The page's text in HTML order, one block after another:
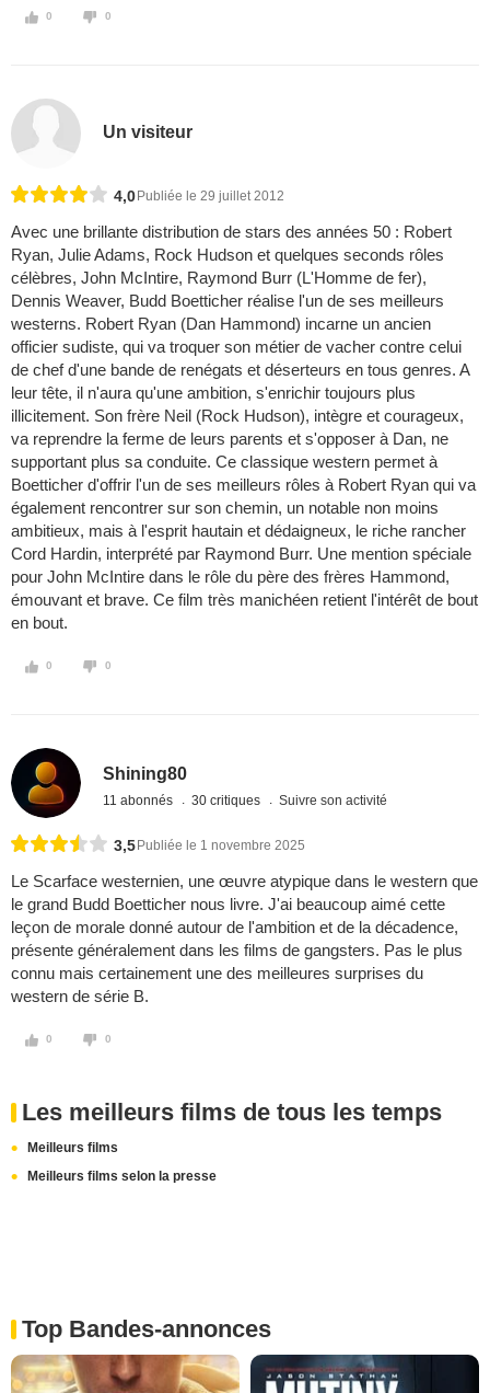
0 0
Un visiteur
4,0 Publiée le 29 juillet 2012
Avec une brillante distribution de stars des années 50 : Robert
Ryan, Julie Adams, Rock Hudson et quelques seconds rôles
célèbres, John McIntire, Raymond Burr (L'Homme de fer),
Dennis Weaver, Budd Boetticher réalise l'un de ses meilleurs
westerns. Robert Ryan (Dan Hammond) incarne un ancien
officier sudiste, qui va troquer son métier de vacher contre celui
de chef d'une bande de renégats et déserteurs en tous genres. A
leur tête, il n'aura qu'une ambition, s'enrichir toujours plus
illicitement. Son frère Neil (Rock Hudson), intègre et courageux,
va reprendre la ferme de leurs parents et s'opposer à Dan, ne
supportant plus sa conduite. Ce classique western permet à
Boetticher d'offrir l'un de ses meilleurs rôles à Robert Ryan qui va
également rencontrer sur son chemin, un notable non moins
ambitieux, mais à l'esprit hautain et dédaigneux, le riche rancher
Cord Hardin, interprété par Raymond Burr. Une mention spéciale
pour John McIntire dans le rôle du père des frères Hammond,
émouvant et brave. Ce film très manichéen retient l'intérêt de bout
en bout.
0 0
Shining80
11 abonnés 30 critiques Suivre son activité
3,5 Publiée le 1 novembre 2025
Le Scarface westernien, une œuvre atypique dans le western que
le grand Budd Boetticher nous livre. J'ai beaucoup aimé cette
leçon de morale donné autour de l'ambition et de la décadence,
présente généralement dans les films de gangsters. Pas le plus
connu mais certainement une des meilleures surprises du
western de série B.
0 0
Les meilleurs films de tous les temps
Meilleurs films
Meilleurs films selon la presse
Top Bandes-annonces